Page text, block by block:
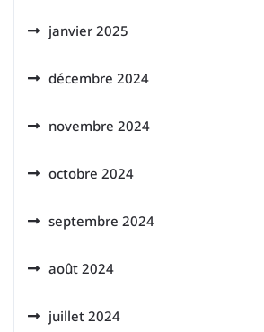
janvier 2025
décembre 2024
novembre 2024
octobre 2024
septembre 2024
août 2024
juillet 2024